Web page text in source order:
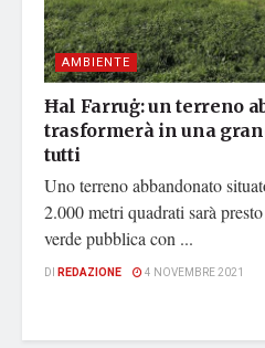
AMBIENTE
Ħal Farruġ: un terreno
trasformerà in una
tutti
Uno terreno abbandonato
2.000 metri quadrati sarà
verde pubblica con ...
DI REDAZIONE 4 NOVEMBRE 2021